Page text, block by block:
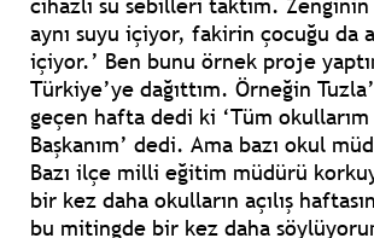
aynı suyu içiyor, fakirin çocuğu da
içiyor.’ Ben bunu örnek proje
Türkiye’ye dağıttım. Örneğin
geçen hafta dedi ki ‘Tüm
Başkanım’ dedi. Ama bazı okul
Bazı ilçe milli eğitim müdürü
bir kez daha okulların açılış
bu mitingde bir kez daha